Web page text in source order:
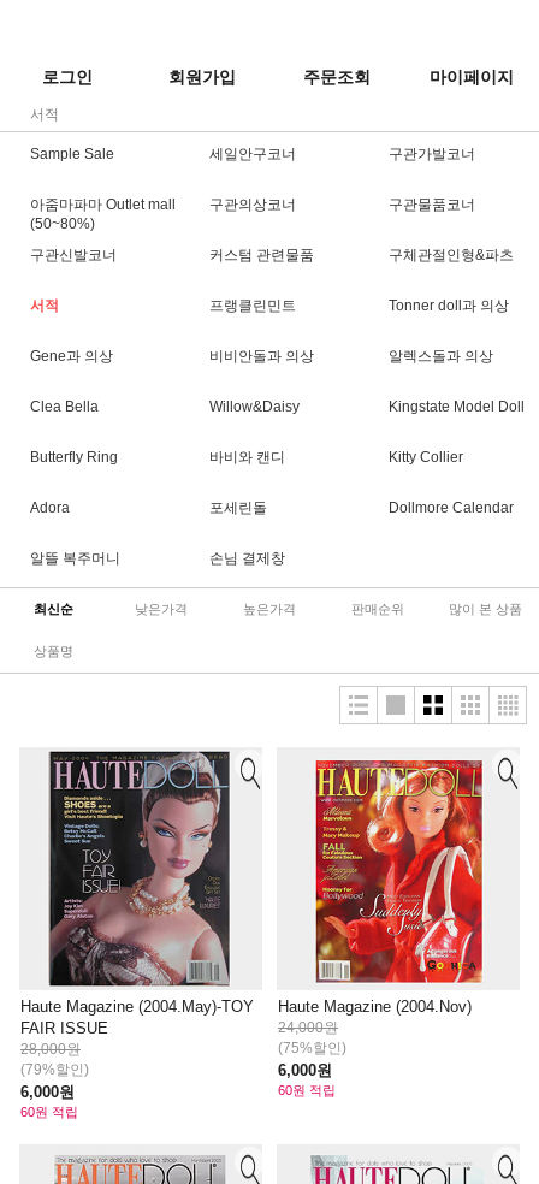
로그인 회원가입 주문조회 마이페이지
서적
Sample Sale 세일안구코너 구관가발코너
아줌마파마 Outlet mall
(50~80%)
구관의상코너 구관물품코너
구관신발코너 커스텀 관련물품 구체관절인형&파츠
서적 프랭클린민트 Tonner doll과 의상
Gene과 의상 비비안돌과 의상 알렉스돌과 의상
Clea Bella Willow&Daisy Kingstate Model Doll
Butterfly Ring 바비와 캔디 Kitty Collier
Adora 포세린돌 Dollmore Calendar
알뜰 복주머니 손님 결제창
최신순 낮은가격 높은가격 판매순위 많이 본 상품
상품명
Haute Magazine (2004.May)-TOY
FAIR ISSUE
28,000원
(79%할인)
6,000원
60원 적립
Haute Magazine (2004.Nov)
24,000원
(75%할인)
6,000원
60원 적립